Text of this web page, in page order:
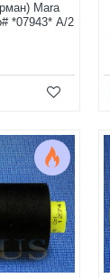
Mara
*07943* A/2